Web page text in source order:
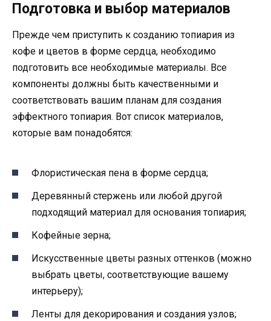
Подготовка и выбор материалов
Прежде чем приступить к созданию топиария из
кофе и цветов в форме сердца, необходимо
подготовить все необходимые материалы. Все
компоненты должны быть качественными и
соответствовать вашим планам для создания
эффектного топиария. Вот список материалов,
которые вам понадобятся:
Флористическая пена в форме сердца;
Деревянный стержень или любой другой
подходящий материал для основания топиария;
Кофейные зерна;
Искусственные цветы разных оттенков (можно
выбрать цветы, соответствующие вашему
интерьеру);
Ленты для декорирования и создания узлов;